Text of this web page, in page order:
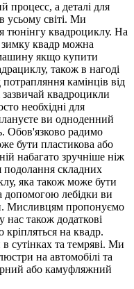
процесс, а деталі для
усьому світі. Ми
тюнінгу квадроциклу. На
зимку квадр можна
якщо купити
також в нагоді
камінців від
зазвичай квадроцикли
необхідні для
ви одноденний
Обов'язково радимо
бути пластикова або
набагато зручніше ніж
подолання складних
яка також може бути
допомогою лебідки ви
Мисливцям пропонуємо
також додаткові
кріпляться на квадр.
сутінках та темряві. Ми
на автомобілі та
або камуфляжний